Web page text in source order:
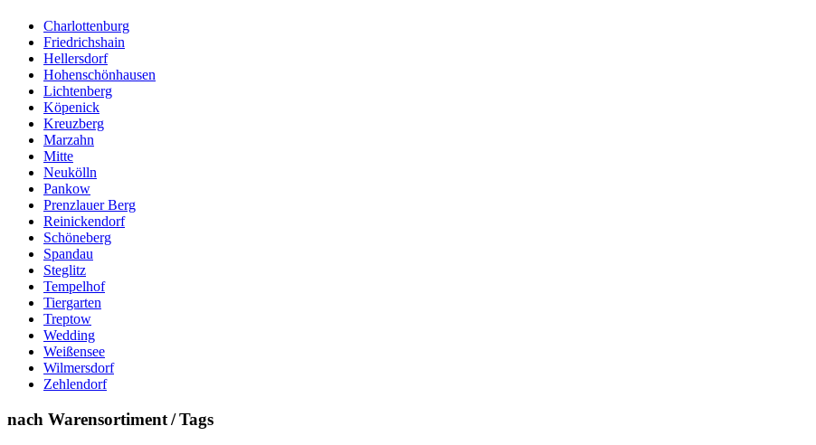
Charlottenburg
Friedrichshain
Hellersdorf
Hohenschönhausen
Lichtenberg
Köpenick
Kreuzberg
Marzahn
Mitte
Neukölln
Pankow
Prenzlauer Berg
Reinickendorf
Schöneberg
Spandau
Steglitz
Tempelhof
Tiergarten
Treptow
Wedding
Weißensee
Wilmersdorf
Zehlendorf
nach Warensortiment / Tags